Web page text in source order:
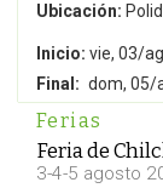
Ubicación:
Inicio: vie, 03/
Final: dom, 05/
Ferias
Feria de
3-4-5 agosto